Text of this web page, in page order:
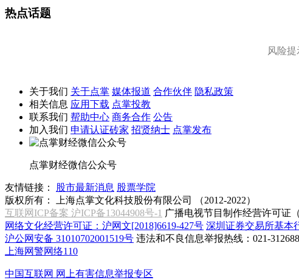
热点话题
风险
关于我们 关于点掌 媒体报道 合作伙伴 隐私政策
相关信息 应用下载 点掌投教
联系我们 帮助中心 商务合作 公告
加入我们 申请认证砖家 招贤纳士 点掌发布
点掌财经微信公众号
友情链接： 股市最新消息 股票学院
版权所有：
上海点掌文化科技股份有限公司 （2012-2022）
互联网ICP备案 沪ICP备13044908号-1 广播电视节目制作经营许可证
网络文化经营许可证：沪网文[2018]6619-427号 深圳证券交易所基本
沪公网安备 31010702001519号 违法和不良信息举报热线：021-
上海网警网络110
中国互联网 网上有害信息举报专区